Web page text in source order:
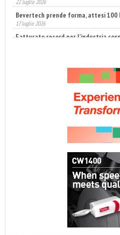
17 luglio 2026
Fatturato record per l'industria
10 luglio 2026